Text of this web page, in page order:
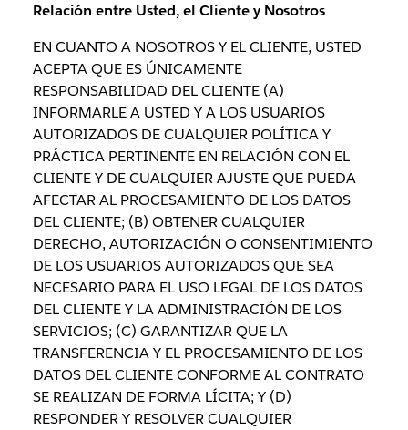
Relación entre Usted, el Cliente y Nosotros
EN CUANTO A NOSOTROS Y EL CLIENTE, USTED
ACEPTA QUE ES ÚNICAMENTE
RESPONSABILIDAD DEL CLIENTE (A)
INFORMARLE A USTED Y A LOS USUARIOS
AUTORIZADOS DE CUALQUIER POLÍTICA Y
PRÁCTICA PERTINENTE EN RELACIÓN CON EL
CLIENTE Y DE CUALQUIER AJUSTE QUE PUEDA
AFECTAR AL PROCESAMIENTO DE LOS DATOS
DEL CLIENTE; (B) OBTENER CUALQUIER
DERECHO, AUTORIZACIÓN O CONSENTIMIENTO
DE LOS USUARIOS AUTORIZADOS QUE SEA
NECESARIO PARA EL USO LEGAL DE LOS DATOS
DEL CLIENTE Y LA ADMINISTRACIÓN DE LOS
SERVICIOS; (C) GARANTIZAR QUE LA
TRANSFERENCIA Y EL PROCESAMIENTO DE LOS
DATOS DEL CLIENTE CONFORME AL CONTRATO
SE REALIZAN DE FORMA LÍCITA; Y (D)
RESPONDER Y RESOLVER CUALQUIER